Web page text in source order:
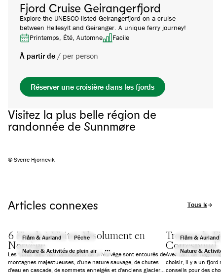
Fjord Cruise Geirangerfjord
Explore the UNESCO-listed Geirangerfjord on a cruise
between Hellesylt and Geiranger. A unique ferry journey!
Printemps, Été, Automne
Facile
À partir de / per person
Réserver une croisière dans les fjords
Visitez la plus belle région de
randonnée de Sunnmøre
© Sverre Hjornevik
Articles connexes Tous les
Flåm & Aurland
Pêche
Nature & Activités de plein air
6 Fjords à Visiter Absolument en
Norvège
Les fjords bleu-vert saisissants de la Norvège sont entourés de
montagnes majestueuses, d'une nature sauvage, de chutes
d'eau en cascade, de sommets enneigés et d'anciens glaciers.
Flåm & Aurland
Nature &
Trouvez le
Correspond
Avec tant de
choisir, il y a un fjord
conseils pour des